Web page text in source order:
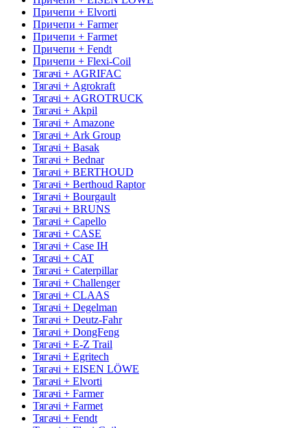
Причепи + Elvorti
Причепи + Farmer
Причепи + Farmet
Причепи + Fendt
Причепи + Flexi-Coil
Тягачі + AGRIFAC
Тягачі + Agrokraft
Тягачі + AGROTRUCK
Тягачі + Akpil
Тягачі + Amazone
Тягачі + Ark Group
Тягачі + Basak
Тягачі + Bednar
Тягачі + BERTHOUD
Тягачі + Berthoud Raptor
Тягачі + Bourgault
Тягачі + BRUNS
Тягачі + Capello
Тягачі + CASE
Тягачі + Case IH
Тягачі + CAT
Тягачі + Caterpillar
Тягачі + Challenger
Тягачі + CLAAS
Тягачі + Degelman
Тягачі + Deutz-Fahr
Тягачі + DongFeng
Тягачі + E-Z Trail
Тягачі + Egritech
Тягачі + EISEN LÖWE
Тягачі + Elvorti
Тягачі + Farmer
Тягачі + Farmet
Тягачі + Fendt